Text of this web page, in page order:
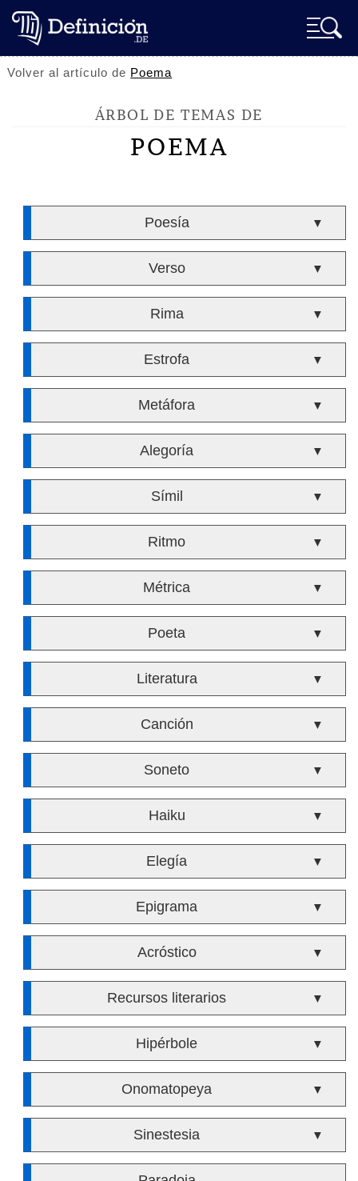
Volver al artículo de Poema
ÁRBOL DE TEMAS DE
POEMA
Poesía ▼
Verso ▼
Rima ▼
Estrofa ▼
Metáfora ▼
Alegoría ▼
Símil ▼
Ritmo ▼
Métrica ▼
Poeta ▼
Literatura ▼
Canción ▼
Soneto ▼
Haiku ▼
Elegía ▼
Epigrama ▼
Acróstico ▼
Recursos literarios ▼
Hipérbole ▼
Onomatopeya ▼
Sinestesia ▼